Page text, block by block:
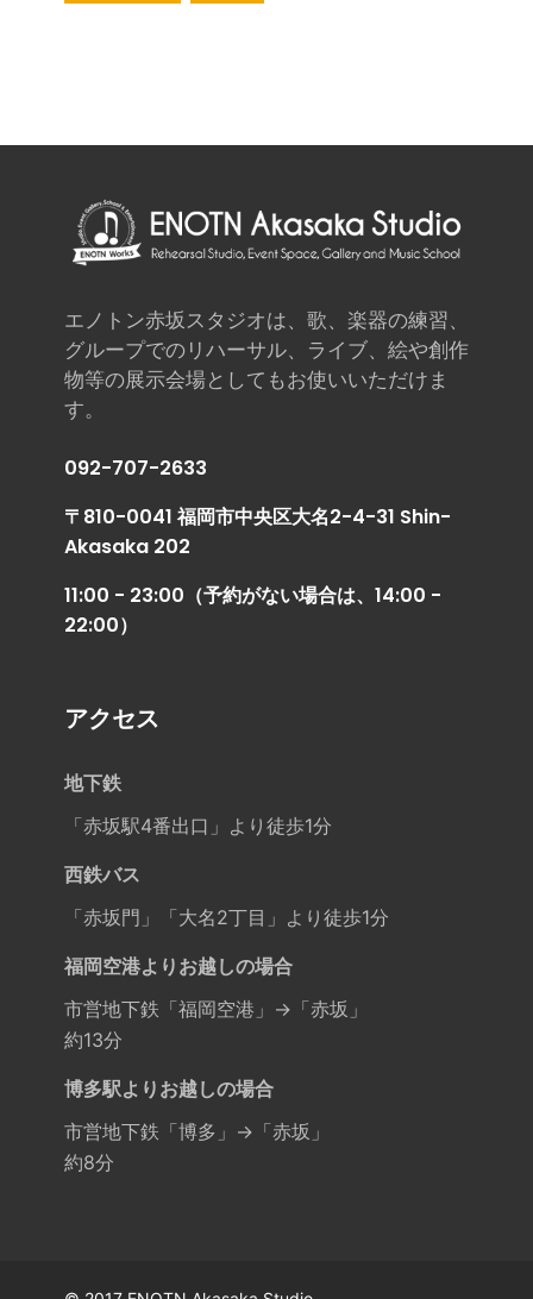
エノトン赤坂スタジオは、歌、楽器の練習、
グループでのリハーサル、ライブ、絵や創作
物等の展示会場としてもお使いいただけま
す。
092-707-2633
〒810-0041 福岡市中央区大名2-4-31 Shin-
Akasaka 202
11:00 - 23:00（予約がない場合は、14:00 -
22:00）
アクセス
地下鉄
「赤坂駅4番出口」より徒歩1分
西鉄バス
「赤坂門」「大名2丁目」より徒歩1分
福岡空港よりお越しの場合
市営地下鉄「福岡空港」→「赤坂」
約13分
博多駅よりお越しの場合
市営地下鉄「博多」→「赤坂」
約8分